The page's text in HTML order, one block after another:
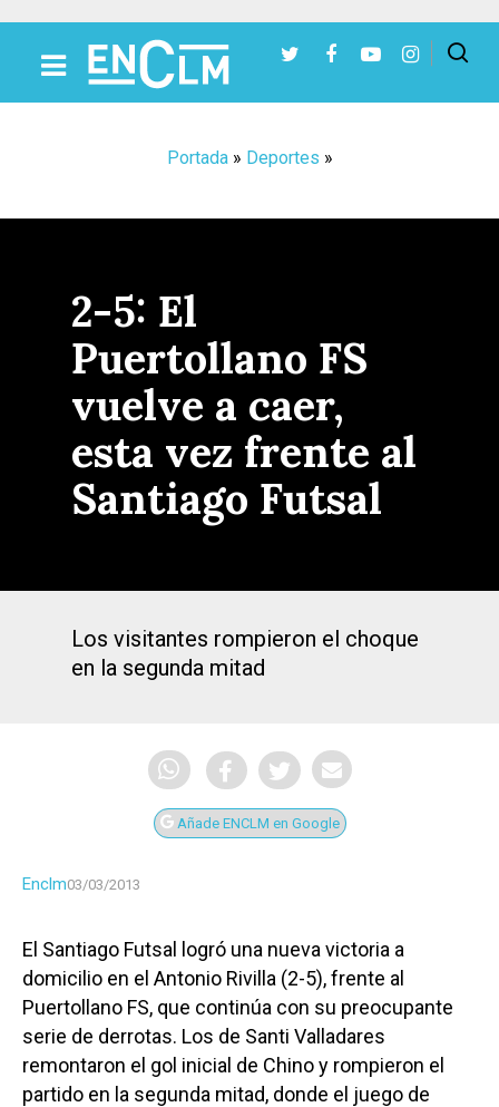
Portada» Deportes »
2-5: El
Puertollano FS
vuelve a caer,
esta vez frente al
Santiago Futsal
Los visitantes rompieron el choque
en la segunda mitad
Añade ENCLM en Google
Enclm03/03/2013
El Santiago Futsal logró una nueva victoria a
domicilio en el Antonio Rivilla (2-5), frente al
Puertollano FS, que continúa con su preocupante
serie de derrotas. Los de Santi Valladares
remontaron el gol inicial de Chino y rompieron el
partido en la segunda mitad, donde el juego de